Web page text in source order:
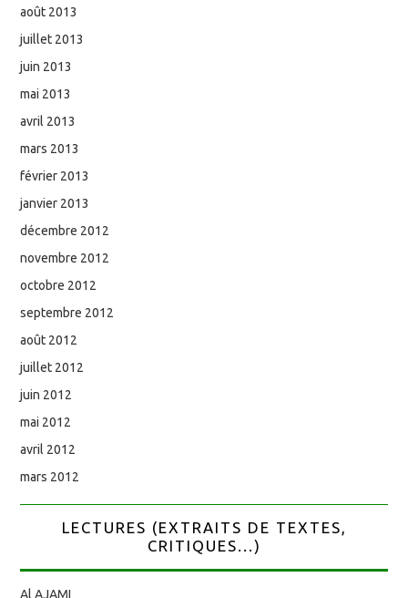
août 2013
juillet 2013
juin 2013
mai 2013
avril 2013
mars 2013
février 2013
janvier 2013
décembre 2012
novembre 2012
octobre 2012
septembre 2012
août 2012
juillet 2012
juin 2012
mai 2012
avril 2012
mars 2012
LECTURES (EXTRAITS DE TEXTES,
CRITIQUES...)
Al AJAMI